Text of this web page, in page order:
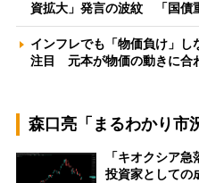
資拡大」発言の波紋 「国債
インフレでも「物価負け」
注目 元本が物価の動きに合
森口亮「まるわかり市
「キオクシア
投資家として